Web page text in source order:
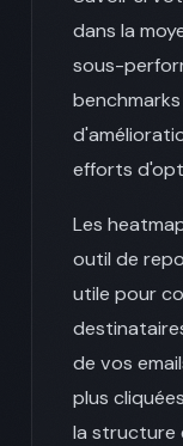
dans la
sous-
efforts
Les
outil de
utile pour
de vos
plus
la structure